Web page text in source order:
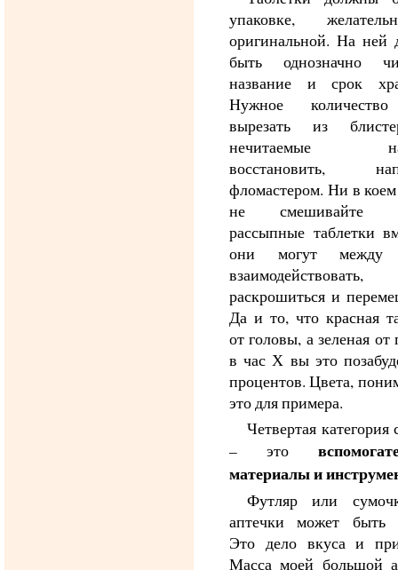
упаковке,
оригинальной. На ней
быть однозначно
название и срок
Нужное количество
вырезать из
нечитаемые
восстановить,
фломастером. Ни в коем
не смешивайте
рассыпные таблетки
они могут между
взаимодействовать,
раскрошиться и
Да и то, что красная
от головы, а зеленая от
в час Х вы это
процентов. Цвета,
это для примера.
Четвертая категория
– это
материалы и
Футляр или
аптечки может быть
Это дело вкуса и
Масса моей большой